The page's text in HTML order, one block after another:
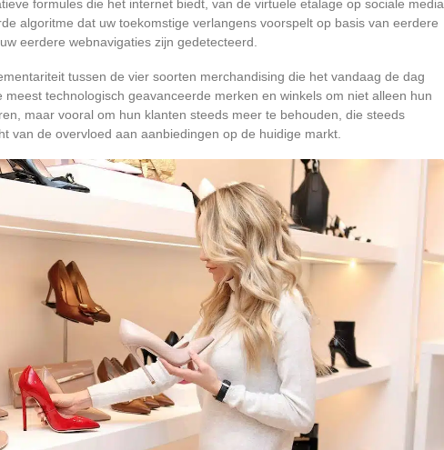
formules die het internet biedt, van de virtuele etalage op sociale media
algoritme dat uw toekomstige verlangens voorspelt op basis van eerdere
eerdere webnavigaties zijn gedetecteerd.
tussen de vier soorten merchandising die het vandaag de dag
meest technologisch geavanceerde merken en winkels om niet alleen hun
maar vooral om hun klanten steeds meer te behouden, die steeds
van de overvloed aan aanbiedingen op de huidige markt.